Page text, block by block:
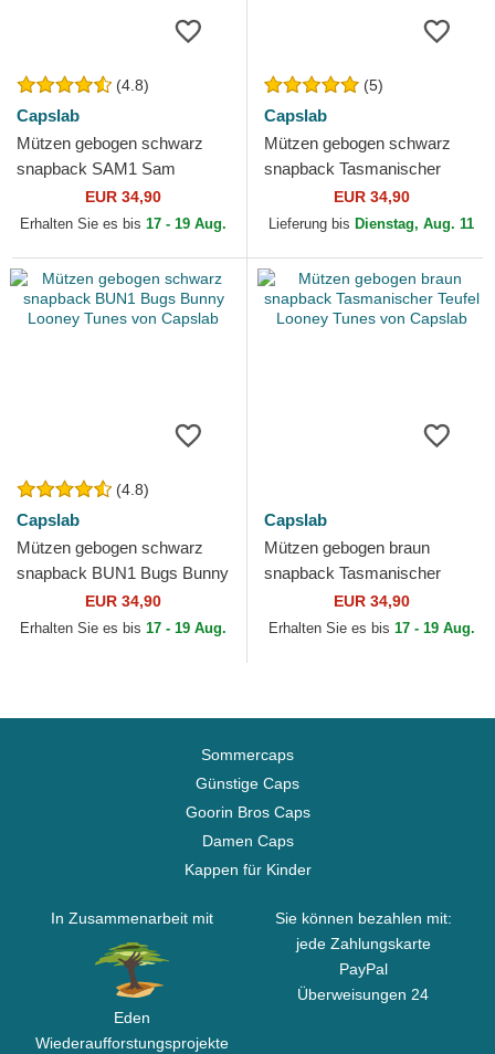
(4.8)
Capslab
Mützen gebogen schwarz
snapback SAM1 Sam
Bigotes Looney Tunes von
Capslab
EUR 34,90
Erhalten Sie es bis 17 - 19 Aug.
(5)
Capslab
Mützen gebogen schwarz
snapback Tasmanischer
Teufel Looney Tunes von
Capslab
EUR 34,90
Lieferung bis Dienstag, Aug. 11
(4.8)
Capslab
Mützen gebogen schwarz
snapback BUN1 Bugs Bunny
Looney Tunes von Capslab
EUR 34,90
Erhalten Sie es bis 17 - 19 Aug.
Capslab
Mützen gebogen braun
snapback Tasmanischer
Teufel Looney Tunes von
Capslab
EUR 34,90
Erhalten Sie es bis 17 - 19 Aug.
Sommercaps
Günstige Caps
Goorin Bros Caps
Damen Caps
Kappen für Kinder
In Zusammenarbeit mit
Eden
Wiederaufforstungsprojekte
Sie können bezahlen mit:
jede Zahlungskarte
PayPal
Überweisungen 24